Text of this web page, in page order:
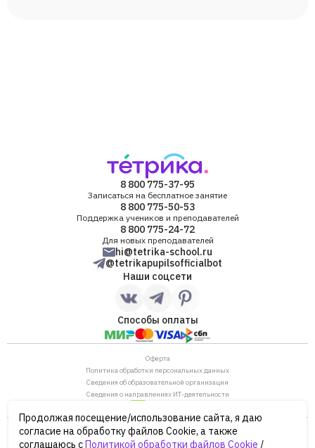
8 800 775-37-95
Записаться на бесплатное занятие
8 800 775-50-53
Поддержка учеников и преподавателей
8 800 775-24-72
Для новых преподавателей
hi@tetrika-school.ru
@tetrikapupilsofficialbot
Наши соцсети
Способы оплаты
Оферта
Политика обработки персональных данных
Сведения об образовательной организации
Сведения о направлениях ИТ-деятельности
ОГРН: 1187746880530
ИНН/КПП: 7702446568/770901001
Продолжая посещение/использование сайта, я даю
согласие на обработку файлов Cookie, а также
соглашаюсь сПолитикой обработки файлов Cookie /